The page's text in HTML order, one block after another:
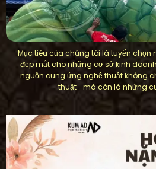
Mục tiêu của chúng tôi là tuyển chọn
đẹp mắt cho những cơ sở kinh
nguồn cung ứng nghệ thuật không
thuật—mà còn là những